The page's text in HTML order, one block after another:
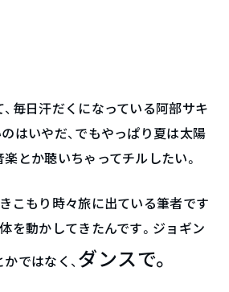
毎日汗だくになっている阿部サキ
はいやだ、でもやっぱり夏は太陽
とか聴いちゃってチルしたい。
こもり時々旅に出ている筆者です
を動かしてきたんです。ジョギン
ではなく、 ダンスで。